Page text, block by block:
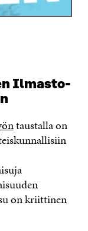
Ilmasto-
taustalla on
on kriittinen